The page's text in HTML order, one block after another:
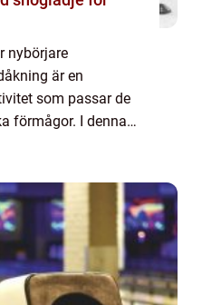
nybörjare
är en
som passar de
förmågor. I denna